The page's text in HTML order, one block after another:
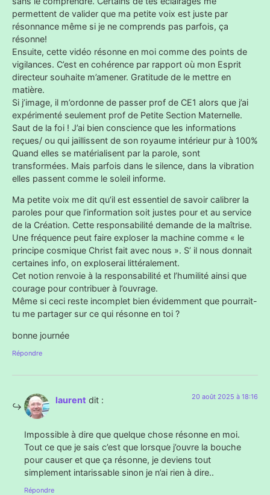
permettent de valider que ma petite voix est juste par
résonnance même si je ne comprends pas parfois, ça
résonne!
Ensuite, cette vidéo résonne en moi comme des points de
vigilances. C’est en cohérence par rapport où mon Esprit
directeur souhaite m’amener. Gratitude de le mettre en
matière.
Si j’image, il m’ordonne de passer prof de CE1 alors que j’ai
expérimenté seulement prof de Petite Section Maternelle.
Saut de la foi ! J’ai bien conscience que les informations
reçues/ ou qui jaillissent de son royaume intérieur pur à 100%
Quand elles se matérialisent par la parole, sont
transformées. Mais parfois dans le silence, dans la vibration
elles passent comme le soleil informe.
Ma petite voix me dit qu’il est essentiel de savoir calibrer la
paroles pour que l’information soit justes pour et au service
de la Création. Cette responsabilité demande de la maîtrise.
Une fréquence peut faire exploser la machine comme « le
principe cosmique Christ fait avec nous ». S’ il nous donnait
certaines info, on exploserai littéralement.
Cet notion renvoie à la responsabilité et l’humilité ainsi que
courage pour contribuer à l’ouvrage.
Même si ceci reste incomplet bien évidemment que pourrait-
tu me partager sur ce qui résonne en toi ?
bonne journée
Répondre
laurent dit : 20 août 2025 à 18:16
Impossible à dire que quelque chose résonne en moi.
Tout ce que je sais c’est que lorsque j’ouvre la bouche
pour causer et que ça résonne, je deviens tout
simplement intarissable sinon je n’ai rien à dire..
Répondre